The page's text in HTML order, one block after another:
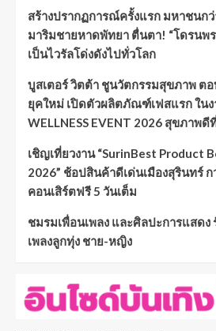
สร้างปรากฏการณ์ครั้งแรก มหาชนก
มาริมชายหาดพัทยา ตื่นตา! “โดรนพ
เป็นไวรัลโด่งดังไปทั่วโลก
บูสเตอร์ วิตต้า ชูนวัตกรรมสุขภาพ ต
ยุคใหม่ เปิดตัวผลิตภัณฑ์เฟสแรก ในง
WELLNESS EVENT 2026 สุขภาพดี
เชิญเที่ยวงาน “SurinBest Product
2026” ช้อปสินค้าดีเด่นเมืองสุรินทร์
คอนเสิร์ตฟรี 5 วันเต็ม
ชมรมเพื่อนเพลง และศิลปะการแสดง
เพลงลูกทุ่ง ชาย-หญิง